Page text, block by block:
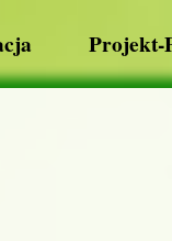
Projekt-